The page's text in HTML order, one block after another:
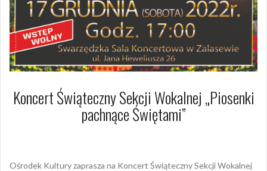
Koncert Świąteczny Sekcji Wokalnej „Piosenki
pachnące Świętami”
Ośrodek Kultury zaprasza na Koncert Świąteczny Sekcji Wokalnej